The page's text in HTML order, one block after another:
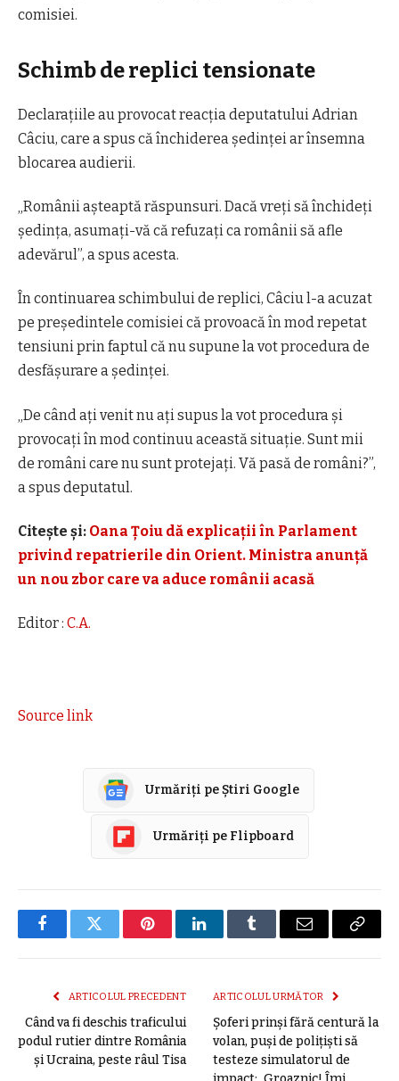
comisiei.
Schimb de replici tensionate
Declarațiile au provocat reacția deputatului Adrian
Câciu, care a spus că închiderea ședinței ar însemna
blocarea audierii.
„Românii așteaptă răspunsuri. Dacă vreți să închideți
ședința, asumați-vă că refuzați ca românii să afle
adevărul”, a spus acesta.
În continuarea schimbului de replici, Câciu l-a acuzat
pe președintele comisiei că provoacă în mod repetat
tensiuni prin faptul că nu supune la vot procedura de
desfășurare a ședinței.
„De când ați venit nu ați supus la vot procedura și
provocați în mod continuu această situație. Sunt mii
de români care nu sunt protejați. Vă pasă de români?”,
a spus deputatul.
Citește și: Oana Ţoiu dă explicații în Parlament
privind repatrierile din Orient. Ministra anunță
un nou zbor care va aduce românii acasă
Editor : C.A.
Source link
Urmăriți pe Știri Google
Urmăriți pe Flipboard
FacebookTwitter PinterestLinkedInTumblr E-
ARTICOLUL PRECEDENT
Când va fi deschis traficului
podul rutier dintre România
și Ucraina, peste râul Tisa
ARTICOLUL URMĂTOR
Șoferi prinși fără centură la
volan, puși de polițiști să
testeze simulatorul de